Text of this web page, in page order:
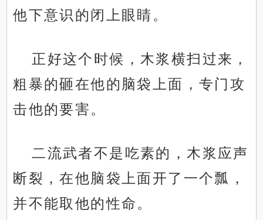
他下意识的闭上眼睛。
正好这个时候，木浆横扫过来，
粗暴的砸在他的脑袋上面，专门攻
击他的要害。
二流武者不是吃素的，木浆应声
断裂，在他脑袋上面开了一个瓢，
并不能取他的性命。